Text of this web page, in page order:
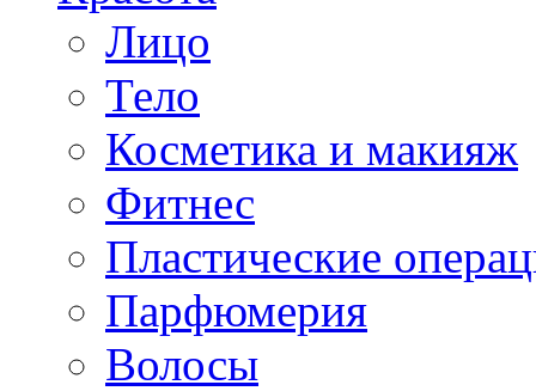
Лицо
Тело
Косметика и макияж
Фитнес
Пластические
Парфюмерия
Волосы